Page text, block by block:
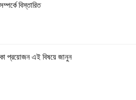
বিস্তারিত
প্রয়োজন এই বিষয়ে জানুন